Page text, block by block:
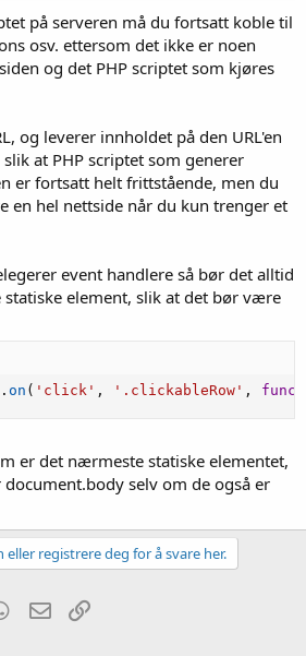
});
});
/script >
>
må fortsatt passe på at HTML'en din er
HTML du skal ha, sender den med ajax,
alltid unngås, sett inn javascript på
henter HTML med ajax.
på serveren må du fortsatt koble til
osv. ettersom det ikke er noen
og det PHP scriptet som kjøres
og leverer innholdet på den URL'en
at PHP scriptet som generer
er fortsatt helt frittstående, men du
en hel nettside når du kun trenger et
event handlere så bør det alltid
element, slik at det bør være
. on ( 'click' , '.clickableRow' ,
er det nærmeste statiske elementet,
selv om de også er
eller registrere deg for å svare her.
WhatsApp
E-post